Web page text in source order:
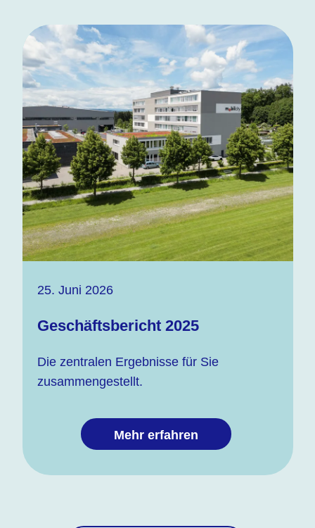
25. Juni 2026
Geschäftsbericht 2025
Die zentralen Ergebnisse für Sie
zusammengestellt.
Mehr erfahren